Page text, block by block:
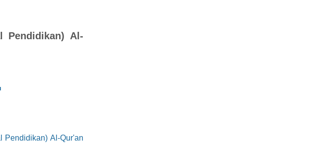
Pendidikan) Al-
Pendidikan) Al-Qur'an